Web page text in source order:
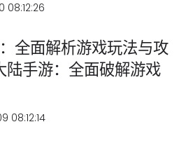
08:12:26
全面解析游戏玩法与攻
手游：全面破解游戏
08:12:14